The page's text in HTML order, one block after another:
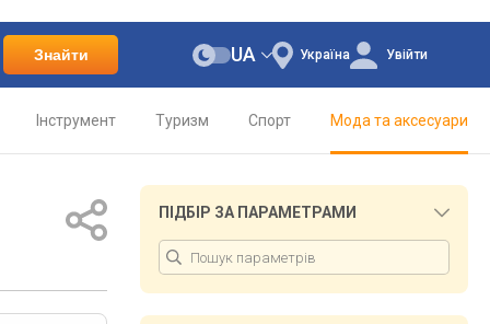
Знайти Україна
UA Увійти
Інструмент Туризм Спорт Мода та аксесуари
ПІДБІР ЗА ПАРАМЕТРАМИ